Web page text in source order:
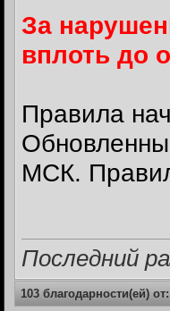
За
вплоть до
Правила
МСК.
Последний
103 благодарности(ей) от: